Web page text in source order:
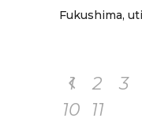
Fukushima,
1 2 3
10
11